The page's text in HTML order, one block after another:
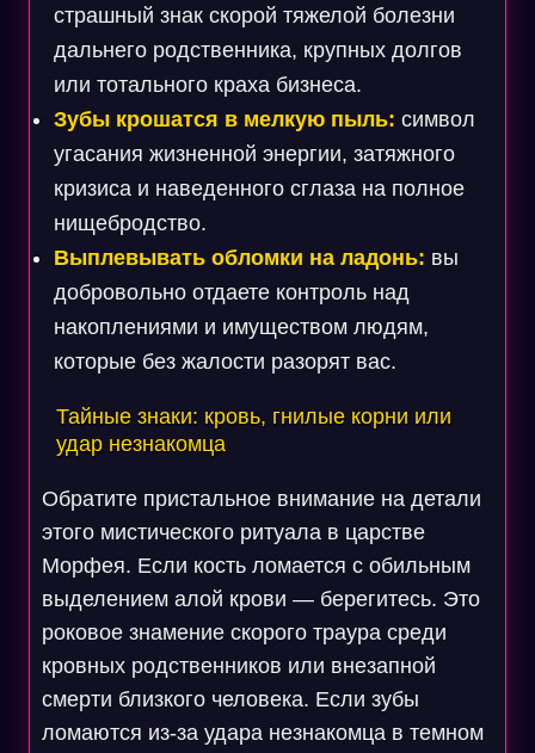
страшный знак скорой тяжелой болезни
дальнего родственника, крупных долгов
или тотального краха бизнеса.
Зубы крошатся в мелкую пыль: символ
угасания жизненной энергии, затяжного
кризиса и наведенного сглаза на полное
нищебродство.
Выплевывать обломки на ладонь: вы
добровольно отдаете контроль над
накоплениями и имуществом людям,
которые без жалости разорят вас.
Тайные знаки: кровь, гнилые корни или
удар незнакомца
Обратите пристальное внимание на детали
этого мистического ритуала в царстве
Морфея. Если кость ломается с обильным
выделением алой крови — берегитесь. Это
роковое знамение скорого траура среди
кровных родственников или внезапной
смерти близкого человека. Если зубы
ломаются из-за удара незнакомца в темном